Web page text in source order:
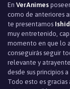
En VerAnimes
como de anteriores
te presentamos
muy entretenido,
momento en que lo
conseguirás seguir
relevante y
desde sus principios
Todo esto es gracias